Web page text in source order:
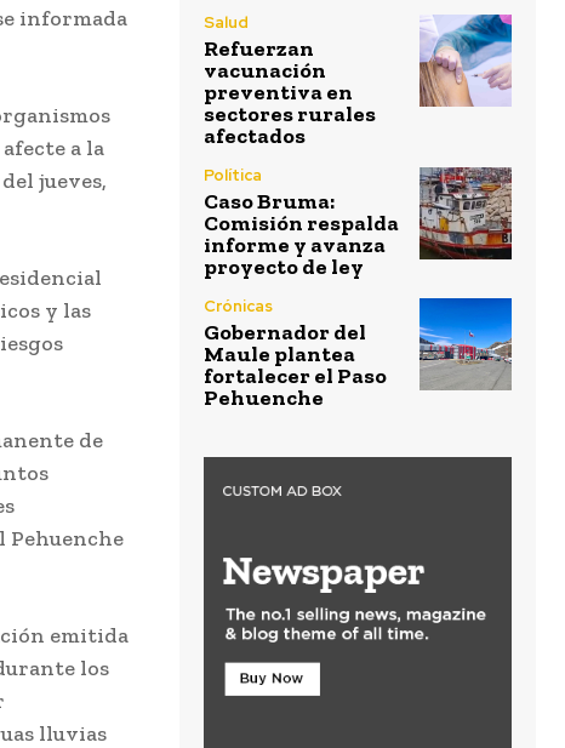
informada
a la
jueves,
y las
de
Pehuenche
emitida
los
lluvias
Salud
Refuerzan
vacunación
preventiva en
sectores rurales
afectados
Política
Caso Bruma:
Comisión respalda
informe y avanza
proyecto de ley
Crónicas
Gobernador del
Maule plantea
fortalecer el Paso
Pehuenche